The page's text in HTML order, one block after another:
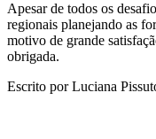
Apesar de todos os
regionais planejando as
motivo de grande
obrigada.
Escrito por Luciana